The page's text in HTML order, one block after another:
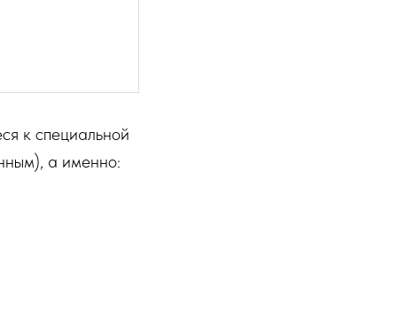
к специальной
а именно: